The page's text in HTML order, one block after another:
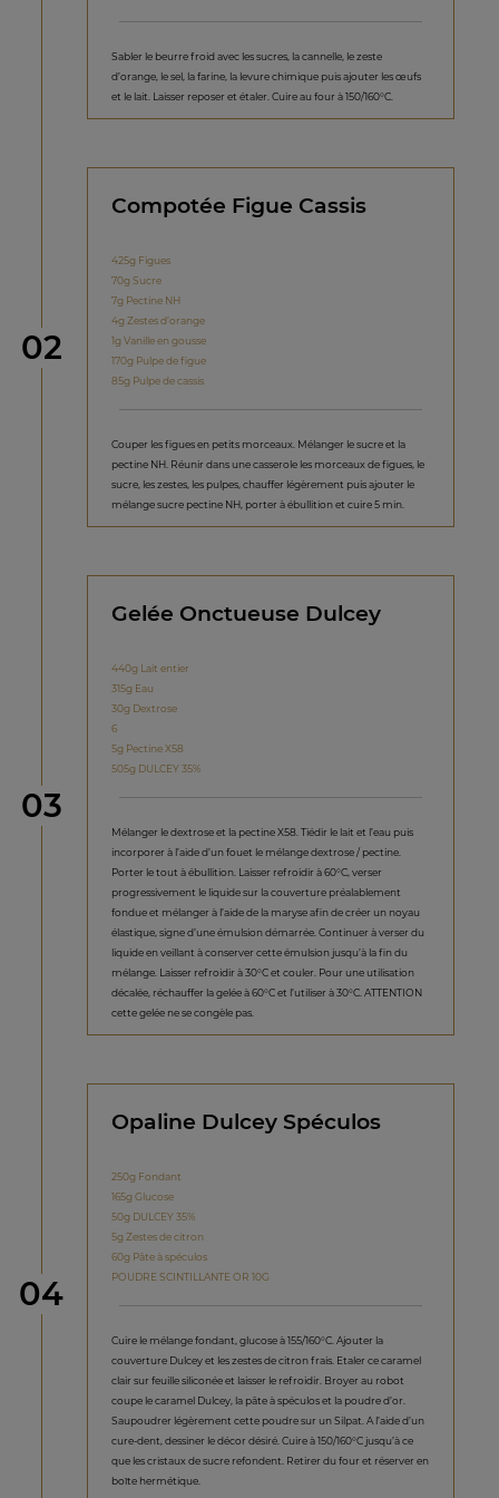
Sabler le beurre froid avec les sucres, la cannelle, le zeste
d’orange, le sel, la farine, la levure chimique puis ajouter les œufs
et le lait. Laisser reposer et étaler. Cuire au four à 150/160°C.
étape
02
Compotée Figue Cassis
425g Figues
70g Sucre
7g Pectine NH
4g Zestes d’orange
1g Vanille en gousse
170g Pulpe de figue
85g Pulpe de cassis
Couper les figues en petits morceaux. Mélanger le sucre et la
pectine NH. Réunir dans une casserole les morceaux de figues, le
sucre, les zestes, les pulpes, chauffer légèrement puis ajouter le
mélange sucre pectine NH, porter à ébullition et cuire 5 min.
étape
03
Gelée Onctueuse Dulcey
440g Lait entier
315g Eau
30g Dextrose
6
5g Pectine X58
505g DULCEY 35%
Mélanger le dextrose et la pectine X58. Tiédir le lait et l’eau puis
incorporer à l’aide d’un fouet le mélange dextrose / pectine.
Porter le tout à ébullition. Laisser refroidir à 60°C, verser
progressivement le liquide sur la couverture préalablement
fondue et mélanger à l’aide de la maryse afin de créer un noyau
élastique, signe d’une émulsion démarrée. Continuer à verser du
liquide en veillant à conserver cette émulsion jusqu’à la fin du
mélange. Laisser refroidir à 30°C et couler. Pour une utilisation
décalée, réchauffer la gelée à 60°C et l’utiliser à 30°C. ATTENTION
cette gelée ne se congèle pas.
étape
04
Opaline Dulcey Spéculos
250g Fondant
165g Glucose
50g DULCEY 35%
5g Zestes de citron
60g Pâte à spéculos
POUDRE SCINTILLANTE OR 10G
Cuire le mélange fondant, glucose à 155/160°C. Ajouter la
couverture Dulcey et les zestes de citron frais. Etaler ce caramel
clair sur feuille siliconée et laisser le refroidir. Broyer au robot
coupe le caramel Dulcey, la pâte à spéculos et la poudre d’or.
Saupoudrer légèrement cette poudre sur un Silpat. A l’aide d’un
cure-dent, dessiner le décor désiré. Cuire à 150/160°C jusqu’à ce
que les cristaux de sucre refondent. Retirer du four et réserver en
boîte hermétique.